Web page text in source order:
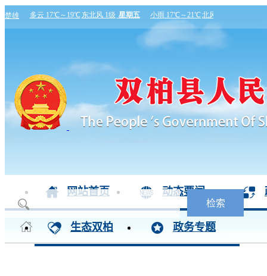
网站首页 动态要闻
生态双柏 政务专题